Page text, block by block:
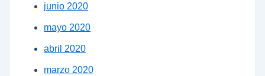
junio 2020
mayo 2020
abril 2020
marzo 2020